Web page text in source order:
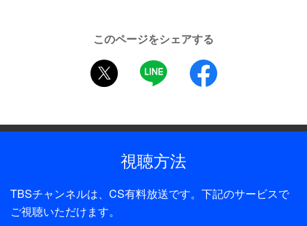
いることを知った。そんな東は、自らの病気と闘い
ながら共に子育てすることを美里に約束する。
江角マキコ、豊川悦司、筧利夫、麻生久美子、寺脇康文、
制作
映画「命」製作委員会
このページをシェアする
twitter
LINE
視聴方法
TBSチャンネルは、CS有料放送です。下記のサービスで
ご視聴いただけます。